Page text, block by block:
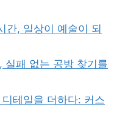
간, 일상이 예술이 되
실패 없는 공방 찾기를
테일을 더하다: 커스